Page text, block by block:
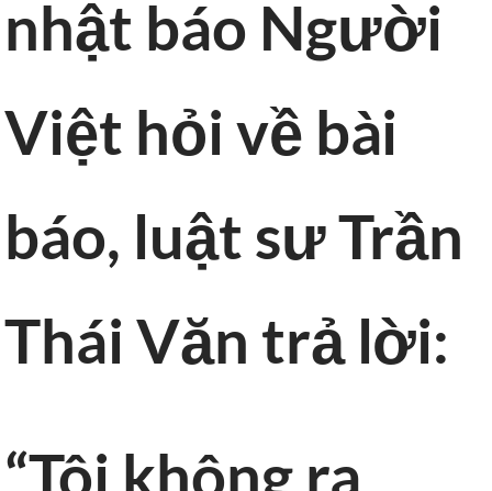
nhật báo Người
Việt hỏi về bài
báo, luật sư Trần
Thái Văn trả lời:
“Tôi không ra